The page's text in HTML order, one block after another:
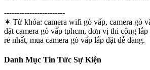
------------------------
✶ Từ khóa: camera wifi gò vấp, camera gò
đặt camera gò vấp tphcm, đơn vị thi công lắp
rẻ nhất, mua camera gò vấp lắp đặt dễ dàng.
Danh Mục Tin Tức Sự Kiện